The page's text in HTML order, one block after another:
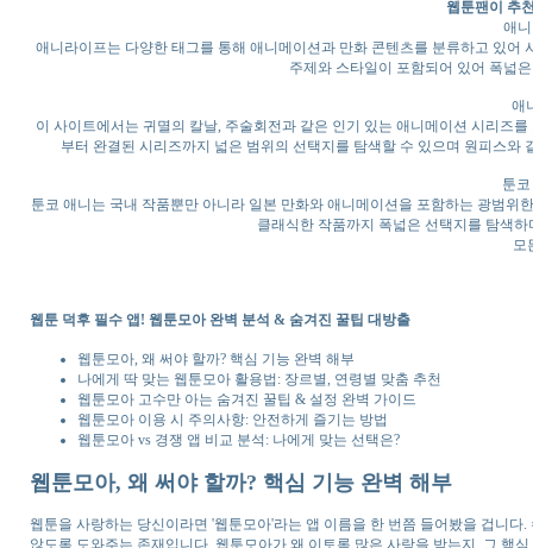
웹툰팬이 추
애
애니라이프는 다양한 태그를 통해 애니메이션과 만화 콘텐츠를 분류하고 있
주제와 스타일이 포함되어 있어 폭넓
애
이 사이트에서는 귀멸의 칼날, 주술회전과 같은 인기 있는 애니메이션 시리즈
부터 완결된 시리즈까지 넓은 범위의 선택지를 탐색할 수 있으며 원피스
툰
툰코 애니는 국내 작품뿐만 아니라 일본 만화와 애니메이션을 포함하는 광범
클래식한 작품까지 폭넓은 선택지를 탐색
모
웹툰 덕후 필수 앱! 웹툰모아 완벽 분석 & 숨겨진 꿀팁 대방출
웹툰모아, 왜 써야 할까? 핵심 기능 완벽 해부
나에게 딱 맞는 웹툰모아 활용법: 장르별, 연령별 맞춤 추천
웹툰모아 고수만 아는 숨겨진 꿀팁 & 설정 완벽 가이드
웹툰모아 이용 시 주의사항: 안전하게 즐기는 방법
웹툰모아 vs 경쟁 앱 비교 분석: 나에게 맞는 선택은?
웹툰모아, 왜 써야 할까? 핵심 기능 완벽 해부
웹툰을 사랑하는 당신이라면 '웹툰모아'라는 앱 이름을 한 번쯤 들어봤을 겁니
않도록 도와주는 존재입니다. 웹툰모아가 왜 이토록 많은 사랑을 받는지, 그 핵